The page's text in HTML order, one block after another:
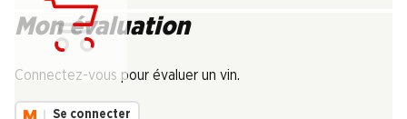
Mon évaluation
Connectez-vous pour évaluer un vin.
Se connecter